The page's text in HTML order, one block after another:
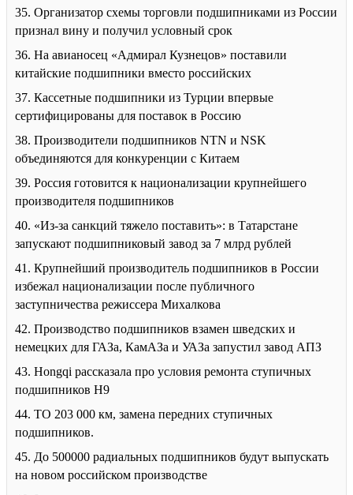
35. Организатор схемы торговли подшипниками из России
признал вину и получил условный срок
36. На авианосец «Адмирал Кузнецов» поставили
китайские подшипники вместо российских
37. Кассетные подшипники из Турции впервые
сертифицированы для поставок в Россию
38. Производители подшипников NTN и NSK
объединяются для конкуренции с Китаем
39. Россия готовится к национализации крупнейшего
производителя подшипников
40. «Из-за санкций тяжело поставить»: в Татарстане
запускают подшипниковый завод за 7 млрд рублей
41. Крупнейший производитель подшипников в России
избежал национализации после публичного
заступничества режиссера Михалкова
42. Производство подшипников взамен шведских и
немецких для ГАЗа, КамАЗа и УАЗа запустил завод АПЗ
43. Hongqi рассказала про условия ремонта ступичных
подшипников H9
44. ТО 203 000 км, замена передних ступичных
подшипников.
45. До 500000 радиальных подшипников будут выпускать
на новом российском производстве